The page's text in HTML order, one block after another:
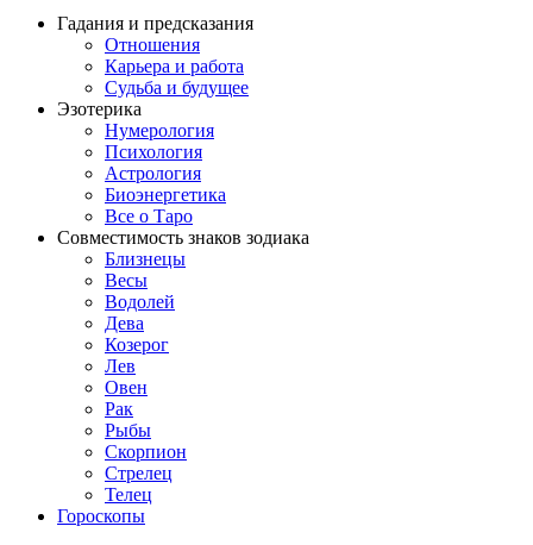
Гадания и предсказания
Отношения
Карьера и работа
Cудьба и будущее
Эзотерика
Нумерология
Психология
Астрология
Биоэнергетика
Все о Таро
Совместимость знаков зодиака
Близнецы
Весы
Водолей
Дева
Козерог
Лев
Овен
Рак
Рыбы
Скорпион
Стрелец
Телец
Гороскопы